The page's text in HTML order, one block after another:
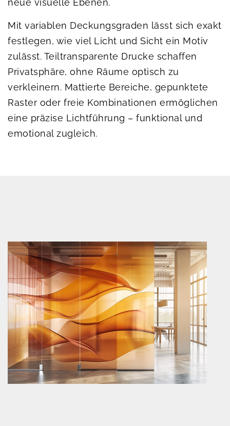
neue visuelle Ebenen.
Mit variablen Deckungsgraden lässt sich exakt
festlegen, wie viel Licht und Sicht ein Motiv
zulässt. Teiltransparente Drucke schaffen
Privatsphäre, ohne Räume optisch zu
verkleinern. Mattierte Bereiche, gepunktete
Raster oder freie Kombinationen ermöglichen
eine präzise Lichtführung – funktional und
emotional zugleich.